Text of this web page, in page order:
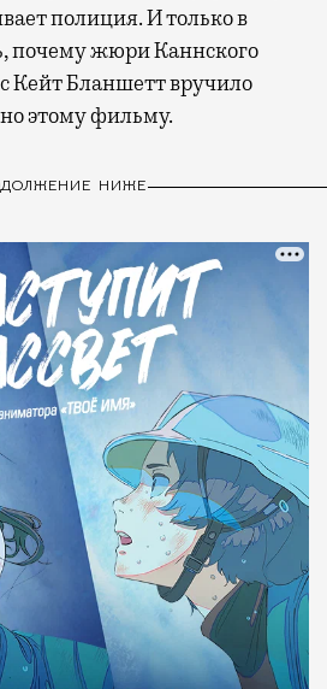
полиция. И только в
почему жюри Каннского
Кейт Бланшетт вручило
этому фильму.
НИЖЕ